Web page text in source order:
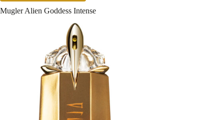
Mugler Alien Goddess Intense